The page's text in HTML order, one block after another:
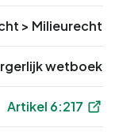
> Milieurecht
wetboek
Artikel 6:217